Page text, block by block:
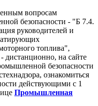
вопросам
безопасности - "Б 7.4.
руководителей и
топлива",
дистанционно, на сайте
безопасности
ознакомиться
действующими с 1
Промышленная